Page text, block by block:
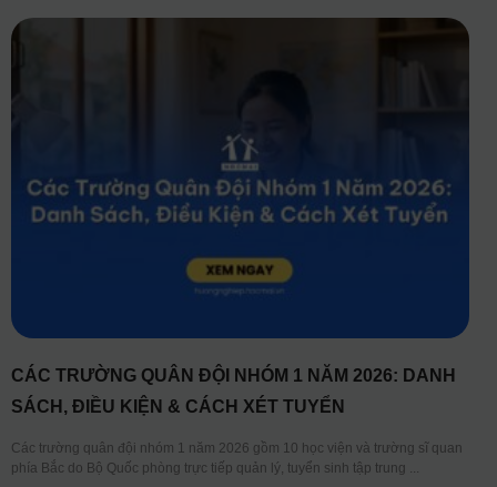
CÁC TRƯỜNG QUÂN ĐỘI NHÓM 1 NĂM 2026: DANH
SÁCH, ĐIỀU KIỆN & CÁCH XÉT TUYỂN
Các trường quân đội nhóm 1 năm 2026 gồm 10 học viện và trường sĩ quan
phía Bắc do Bộ Quốc phòng trực tiếp quản lý, tuyển sinh tập trung